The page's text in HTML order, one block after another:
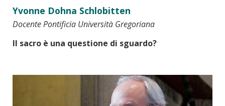
Yvonne Dohna Schlobitten
Docente Pontificia Università Gregoriana
Il sacro è una questione di sguardo?